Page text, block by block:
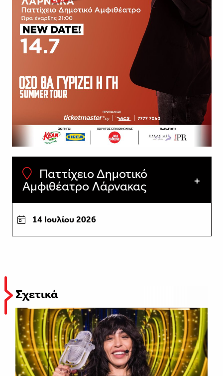
Παττίχειο Δημοτικό
Αμφιθέατρο Λάρνακας
14 Ιουλίου 2026
Σχετικά